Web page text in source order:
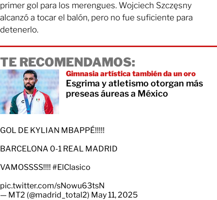
primer gol para los merengues. Wojciech Szczęsny
alcanzó a tocar el balón, pero no fue suficiente para
detenerlo.
TE RECOMENDAMOS:
Gimnasia artística también da un oro
Esgrima y atletismo otorgan más
preseas áureas a México
GOL DE KYLIAN MBAPPÉ!!!!!
BARCELONA 0-1 REAL MADRID
VAMOSSSS!!!! #ElClasico
pic.twitter.com/sNowu63tsN
— MT2 (@madrid_total2) May 11, 2025